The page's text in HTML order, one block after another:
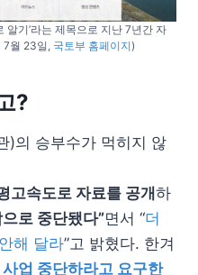
알기’라는 제목으로 지난 7년간 자
월 23일, 국토부 홈페이지)
?
)의 승부수가 먹히지 않
고속도로 자료를 공개하
로 중단됐다”면서 “더
해 달라”고 밝혔다. 한겨
업 중단하라고 요구한